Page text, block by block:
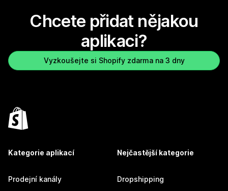
Chcete přidat nějakou
aplikaci?
Vyzkoušejte si Shopify zdarma na 3 dny
Kategorie aplikací
Prodejní kanály
Nejčastější kategorie
Dropshipping